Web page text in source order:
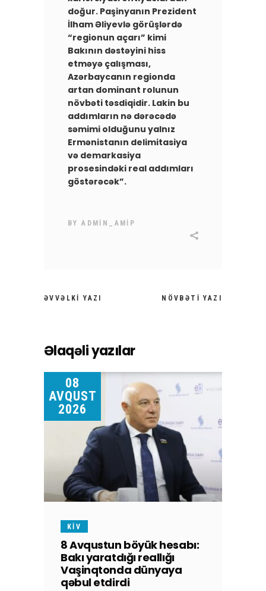
doğur. Paşinyanın Prezident
İlham Əliyevlə görüşlərdə
“regionun açarı” kimi
Bakının dəstəyini hiss
etməyə çalışması,
Azərbaycanın regionda
artan dominant rolunun
növbəti təsdiqidir. Lakin bu
addımların nə dərəcədə
səmimi olduğunu yalnız
Ermənistanın delimitasiya
və demarkasiya
prosesindəki real addımları
göstərəcək”.
BYADMIN_AMIP
ƏVVƏLKI YAZI NÖVBƏTI YAZI
Əlaqəli yazılar
08
AVQUST
2026
KİV
8 Avqustun böyük hesabı:
Bakı yaratdığı reallığı
Vaşinqtonda dünyaya
qəbul etdirdi